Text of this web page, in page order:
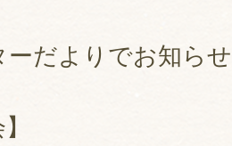
ーだよりでお知ら